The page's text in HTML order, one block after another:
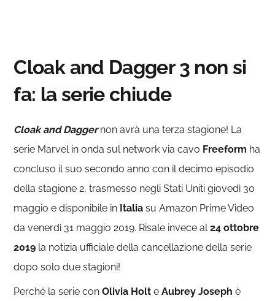
Cloak and Dagger 3 non si
fa: la serie chiude
Cloak and Daggernon avrà una terza stagione! La
serie Marvel in onda sul network via cavo Freeform ha
concluso il suo secondo anno con il decimo episodio
della stagione 2, trasmesso negli Stati Uniti giovedì 30
maggio e disponibile in Italia su Amazon Prime Video
da venerdì 31 maggio 2019. Risale invece al24 ottobre
2019 la notizia ufficiale della cancellazione della serie
dopo solo due stagioni!
Perché la serie conOlivia Holt eAubrey Joseph è